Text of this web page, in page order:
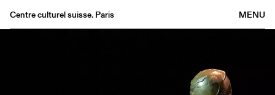
MENU
Centre culturel suisse. Paris